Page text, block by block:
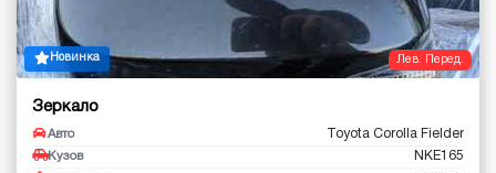
Лев. Перед.
Новинка
Зеркало
Авто Toyota Corolla Fielder
Кузов NKE165